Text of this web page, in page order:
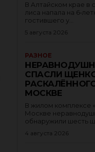
В Алтайском крае в
лиса напала на
гостившего у...
5 августа 2026
РАЗНОЕ
СПАСЛИ
МОСКВЕ
В жилом комплексе
Москве
обнаружили шесть
4 августа 2026